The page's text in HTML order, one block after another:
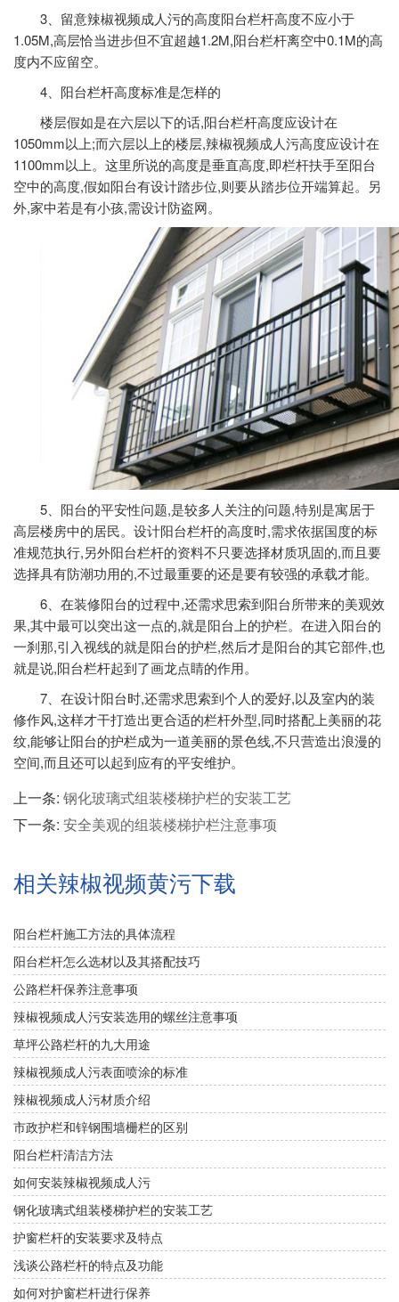
3、留意辣椒视频成人污的高度阳台栏杆高度不应小于
1.05M,高层恰当进步但不宜超越1.2M,阳台栏杆离空中0.1M的高
度内不应留空。
4、阳台栏杆高度标准是怎样的
楼层假如是在六层以下的话,阳台栏杆高度应设计在
1050mm以上;而六层以上的楼层,辣椒视频成人污高度应设计在
1100mm以上。这里所说的高度是垂直高度,即栏杆扶手至阳台
空中的高度,假如阳台有设计踏步位,则要从踏步位开端算起。另
外,家中若是有小孩,需设计防盗网。
5、阳台的平安性问题,是较多人关注的问题,特别是寓居于
高层楼房中的居民。设计阳台栏杆的高度时,需求依据国度的标
准规范执行,另外阳台栏杆的资料不只要选择材质巩固的,而且要
选择具有防潮功用的,不过最重要的还是要有较强的承载才能。
6、在装修阳台的过程中,还需求思索到阳台所带来的美观效
果,其中最可以突出这一点的,就是阳台上的护栏。在进入阳台的
一刹那,引入视线的就是阳台的护栏,然后才是阳台的其它部件,也
就是说,阳台栏杆起到了画龙点睛的作用。
7、在设计阳台时,还需求思索到个人的爱好,以及室内的装
修作风,这样才干打造出更合适的栏杆外型,同时搭配上美丽的花
纹,能够让阳台的护栏成为一道美丽的景色线,不只营造出浪漫的
空间,而且还可以起到应有的平安维护。
上一条: 钢化玻璃式组装楼梯护栏的安装工艺
下一条: 安全美观的组装楼梯护栏注意事项
相关辣椒视频黄污下载
阳台栏杆施工方法的具体流程
阳台栏杆怎么选材以及其搭配技巧
公路栏杆保养注意事项
辣椒视频成人污安装选用的螺丝注意事项
草坪公路栏杆的九大用途
辣椒视频成人污表面喷涂的标准
辣椒视频成人污材质介绍
市政护栏和锌钢围墙栅栏的区别
阳台栏杆清洁方法
如何安装辣椒视频成人污
钢化玻璃式组装楼梯护栏的安装工艺
护窗栏杆的安装要求及特点
浅谈公路栏杆的特点及功能
如何对护窗栏杆进行保养